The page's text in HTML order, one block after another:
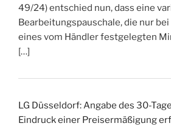
49/24) entschied nun, dass eine
Bearbeitungspauschale, die nur
eines vom Händler festgelegten
[…]
LG Düsseldorf: Angabe des 30-
Eindruck einer Preisermäßigung